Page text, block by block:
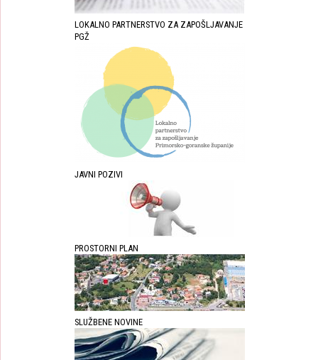
LOKALNO PARTNERSTVO ZA ZAPOŠLJAVANJE
PGŽ
JAVNI POZIVI
PROSTORNI PLAN
SLUŽBENE NOVINE